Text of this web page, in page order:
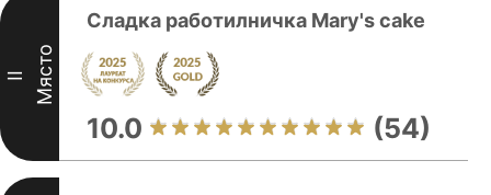
II Място
Сладка работилничка Mary's cake
10.0 (54)